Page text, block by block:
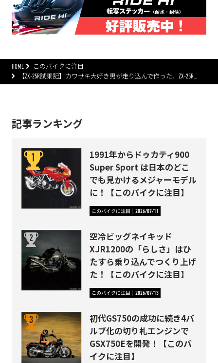
HOME
このバイクに注目
【ZX-25R試乗記】カワサキ大好き男が走り込んで作った、ZX-25R…
記事ランキング
1991年からドゥカティ900
Super Sport は日本のどこ
でも見かけるメジャーモデル
に！【このバイクに注目】
このバイクに注目 2026/07/11
空冷ビッグネイキッド
XJR1200の「らしさ」はひ
たすら乗り込んでつくり上げ
た！【このバイクに注目】
このバイクに注目 2026/07/13
初代GS750の成功に続き4バ
ルブ化の切り札エンジンで
GSX750Eを開発！【このバ
イクに注目】